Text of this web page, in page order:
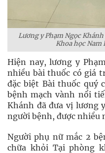
Lương y Phạm Ngọc
Khoa học Nam
Hiện nay, lương y
nhiều bài thuốc có giá
đặc biệt Bài thuốc quý
bệnh mạch vành nổi
Khánh đã đưa vị lương
người bệnh, được nhiều
Người phụ nữ mắc 2
chữa khỏi Tại phòng